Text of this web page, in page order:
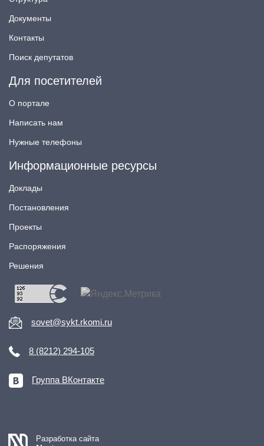
Документы
Контакты
Поиск депутатов
Для посетителей
О портале
Написать нам
Нужные телефоны
Информационные ресурсы
Доклады
Постановления
Проекты
Распоряжения
Решения
sovet@sykt.rkomi.ru
8 (8212) 294-105
Группа ВКонтакте
Разработка сайта